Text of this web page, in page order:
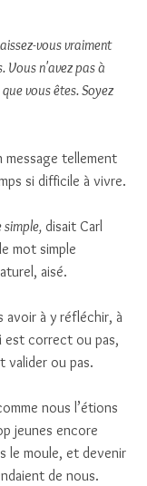
vous vraiment
Vous n'avez pas à
vous êtes. Soyez
message tellement
si difficile à vivre.
simple, disait Carl
mot simple
aisé.
avoir à y réfléchir, à
est correct ou pas,
valider ou pas.
nous l’étions
jeunes encore
le moule, et devenir
de nous.